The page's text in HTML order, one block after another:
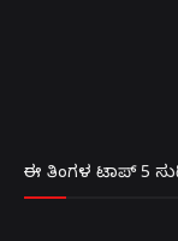
ಈ ತಿಂಗಳ ಟಾಪ್ 5